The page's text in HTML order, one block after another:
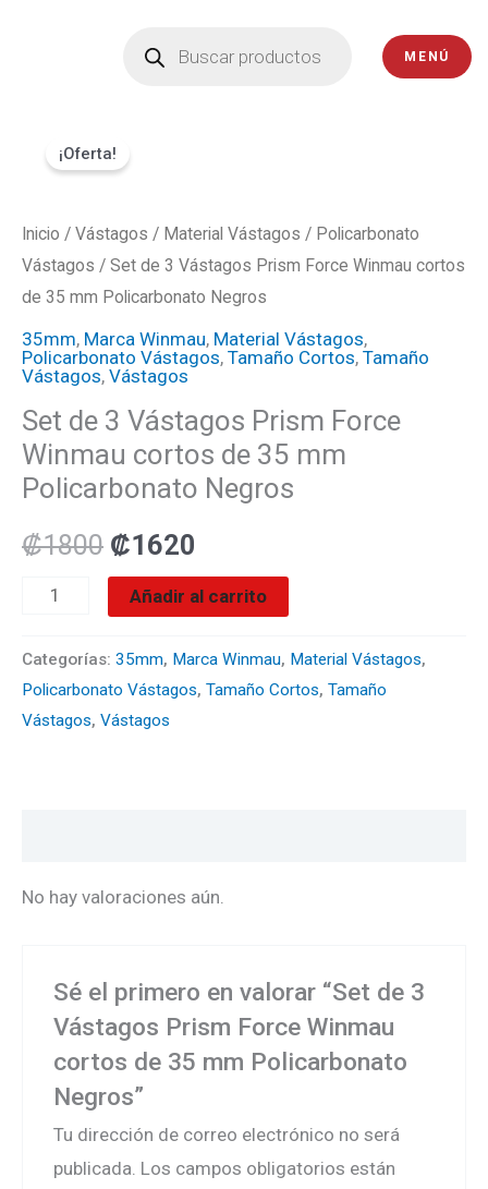
productos
MENÚ
¡Oferta!
Inicio / Vástagos / Material Vástagos / Policarbonato
Vástagos / Set de 3 Vástagos Prism Force Winmau cortos
de 35 mm Policarbonato Negros
35mm, Marca Winmau, Material Vástagos,
Policarbonato Vástagos, Tamaño Cortos, Tamaño
Vástagos, Vástagos
Set de 3 Vástagos Prism Force
Winmau cortos de 35 mm
Policarbonato Negros
₡1800
original
era:
₡1800.
₡1620
actual
es:
₡1620.
Vástagos
Prism
Force
Winmau
cortos
35
mm
Policarbonato
Negros
Añadir al carrito
Categorías: 35mm, Marca Winmau, Material Vástagos,
Policarbonato Vástagos, Tamaño Cortos, Tamaño
Vástagos, Vástagos
No hay valoraciones aún.
Sé el primero en valorar “Set de 3
Vástagos Prism Force Winmau
cortos de 35 mm Policarbonato
Negros”
Tu dirección de correo electrónico no será
publicada. Los campos obligatorios están